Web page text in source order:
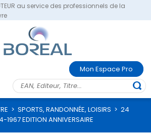
au service des professionnels de la
Mon Espace Pro
> SPORTS, RANDONNÉE, LOISIRS > 24
1967 EDITION ANNIVERSAIRE